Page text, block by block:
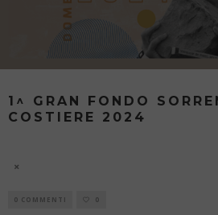
1^ GRAN FONDO
COSTIERE 2024
0 COMMENTI 0